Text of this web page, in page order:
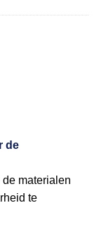
de
materialen
te